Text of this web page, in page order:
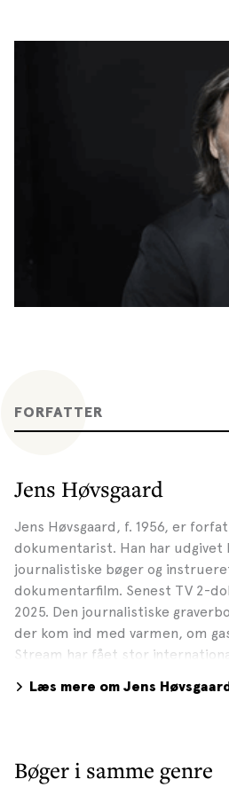
FORFATTER
Jens Høvsgaard
Jens Høvsgaard, f. 1956, er
dokumentarist. Han har
journalistiske bøger og
dokumentarfilm. Senest TV 2-
2025. Den journalistiske
der kom ind med varmen, om
Stream har fået stor
mulighed for at bruge
Bordingprisen for
Solgt til sex. Jens Høvsgaards to
Læs mere om Jens Høvsgaard
Bøger i samme genre